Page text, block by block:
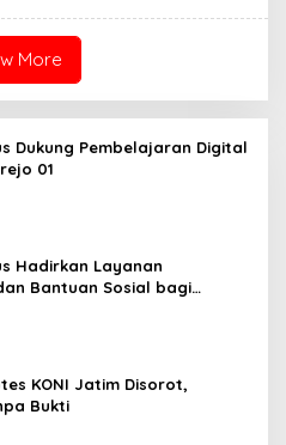
More
Dukung Pembelajaran Digital
01
Hadirkan Layanan
Bantuan Sosial bagi
KONI Jatim Disorot,
Bukti